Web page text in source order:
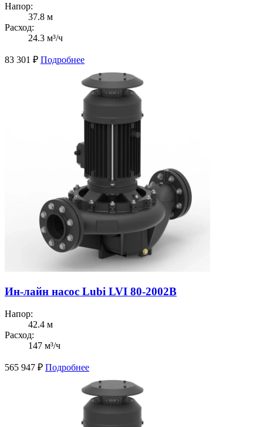
Напор:
37.8 м
Расход:
24.3 м³/ч
83 301 ₽ Подробнее
Ин-лайн насос Lubi LVI 80-2002B
Напор:
42.4 м
Расход:
147 м³/ч
565 947 ₽ Подробнее